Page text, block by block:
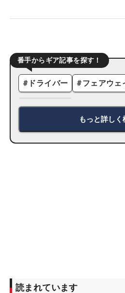
番手からギア記事を探す！
# ドライバー #フェアウェ
もっと詳しく
読まれています